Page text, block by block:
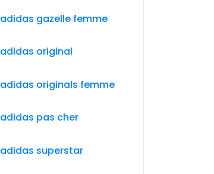
adidas gazelle femme
adidas original
adidas originals femme
adidas pas cher
adidas superstar